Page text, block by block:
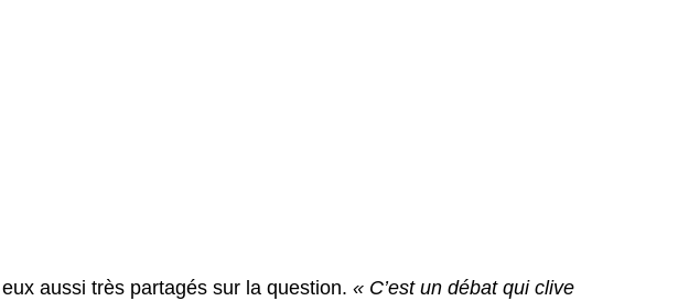
aussi très partagés sur la question. « C’est un débat qui clive